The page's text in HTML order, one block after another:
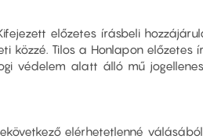
előzetes írásbeli
közzé. Tilos a Honlapon előzetes
védelem alatt álló mű
elérhetetlenné